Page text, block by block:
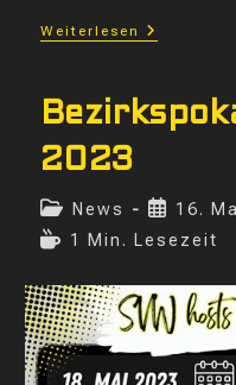
Weiterlesen
SVW
Des
WFV
2023
Beitrags-
Kategorie:
News
Beitrag
16.
Lesedauer:
1 Min. Lesezeit